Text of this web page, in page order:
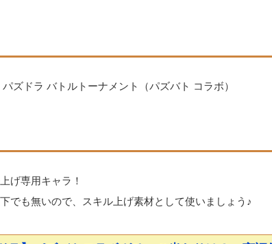
ズドラ バトルトーナメント（パズバト コラボ）
げ専用キャラ！
でも無いので、スキル上げ素材として使いましょう♪